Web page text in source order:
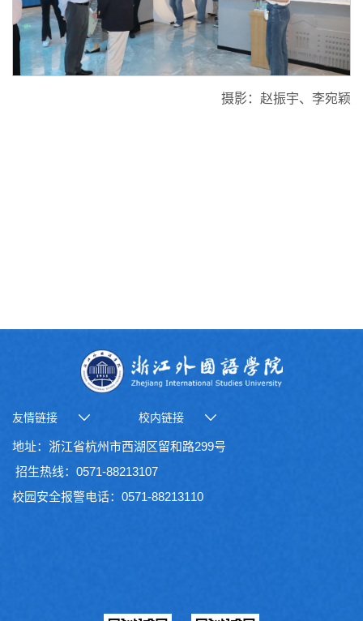
摄影：赵振宇、李宛颖
友情链接 校内链接
地址：浙江省杭州市西湖区留和路299号
招生热线：0571-88213107
校园安全报警电话：0571-88213110